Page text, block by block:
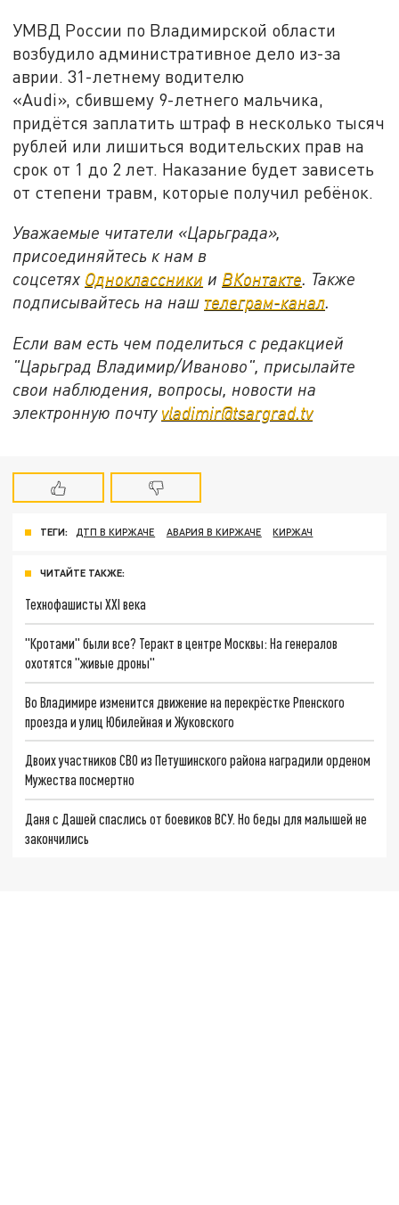
УМВД России по Владимирской области
возбудило административное дело из-за
аврии. 31-летнему водителю
«Audi», сбившему 9-летнего мальчика,
придётся заплатить штраф в несколько тысяч
рублей или лишиться водительских прав на
срок от 1 до 2 лет. Наказание будет зависеть
от степени травм, которые получил ребёнок.
Уважаемые читатели «Царьграда»,
присоединяйтесь к нам в
соцсетях Одноклассники и ВКонтакте. Также
подписывайтесь на наш телеграм-канал.
Если вам есть чем поделиться с редакцией
"Царьград Владимир/Иваново", присылайте
свои наблюдения, вопросы, новости на
электронную почту vladimir@tsargrad.tv
ТЕГИ: ДТП В КИРЖАЧЕ АВАРИЯ В КИРЖАЧЕ КИРЖАЧ
ЧИТАЙТЕ ТАКЖЕ:
Технофашисты XXI века
"Кротами" были все? Теракт в центре Москвы: На генералов
охотятся "живые дроны"
Во Владимире изменится движение на перекрёстке Рпенского
проезда и улиц Юбилейная и Жуковского
Двоих участников СВО из Петушинского района наградили орденом
Мужества посмертно
Даня с Дашей спаслись от боевиков ВСУ. Но беды для малышей не
закончились